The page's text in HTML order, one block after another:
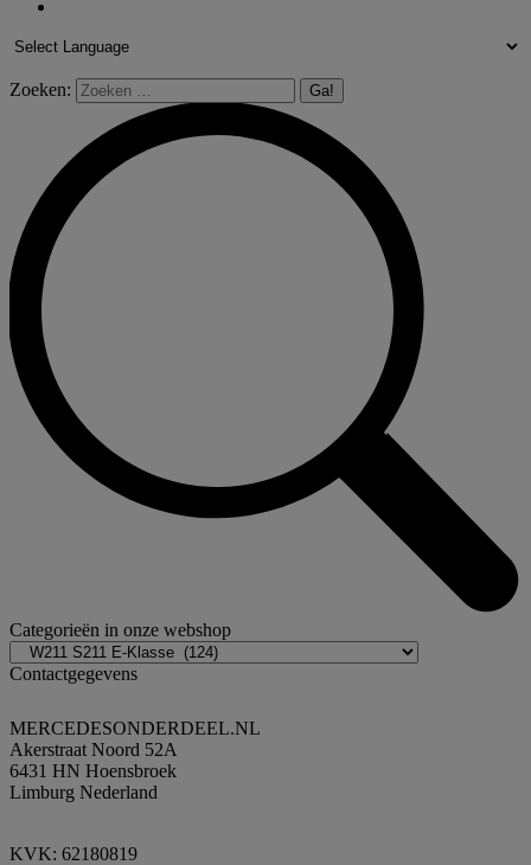
Zoeken:
Categorieën in onze webshop
Contactgegevens
MERCEDESONDERDEEL.NL
Akerstraat Noord 52A
6431 HN Hoensbroek
Limburg Nederland
KVK: 62180819